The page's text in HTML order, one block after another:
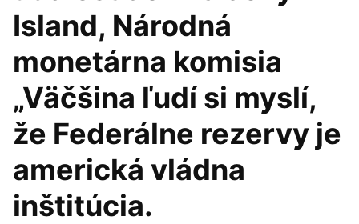
Island, Národná
monetárna komisia
„Väčšina ľudí si myslí,
že Federálne rezervy je
americká vládna
inštitúcia.